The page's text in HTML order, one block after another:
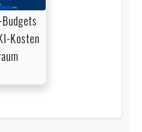
Kosten